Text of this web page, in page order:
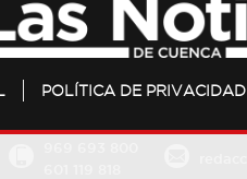
POLÍTICA DE PRIVACIDAD